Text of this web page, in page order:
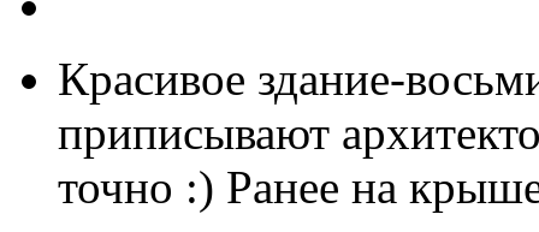
Красивое здание-
приписывают
точно :) Ранее на